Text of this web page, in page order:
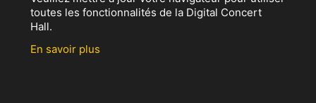
toutes les fonctionnalités de la Digital Concert
Hall.
En savoir plus